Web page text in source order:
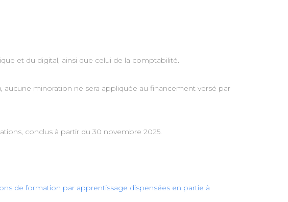
et du digital, ainsi que celui de la comptabilité.
aucune minoration ne sera appliquée au financement versé par
conclus à partir du 30 novembre 2025.
de formation par apprentissage dispensées en partie à